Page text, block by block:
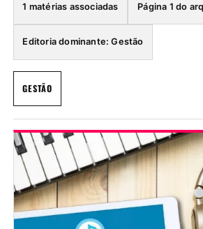
1 matérias associadas Página 1 do
Editoria dominante: Gestão
GESTÃO